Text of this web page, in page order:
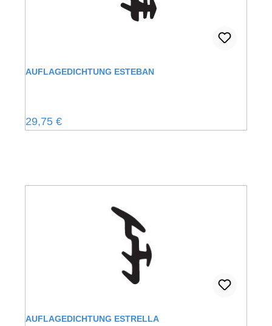
AUFLAGEDICHTUNG ESTEBAN
Regulärer Preis:
29,75 €
AUFLAGEDICHTUNG ESTRELLA